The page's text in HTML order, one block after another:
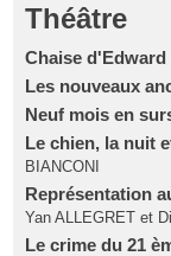
Théâtre
Chaise d'Edward
Les nouveaux
Neuf mois en
Le chien, la nuit
BIANCONI
Représentation
Yan ALLEGRET et
Le crime du 21